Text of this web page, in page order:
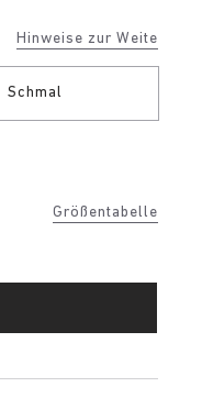
Hinweise zur Weite
Schmal
Größentabelle